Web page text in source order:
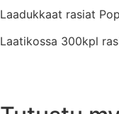
Laadukkaat rasiat
Laatikossa 300kpl